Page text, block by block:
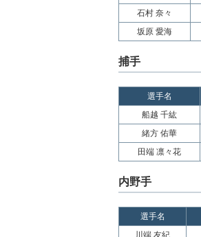
石村 奈々
坂原 愛海
捕手
選手名
船越 千紘
緒方 佑華
田端 凛々花
内野手
選手名
川端 友紀